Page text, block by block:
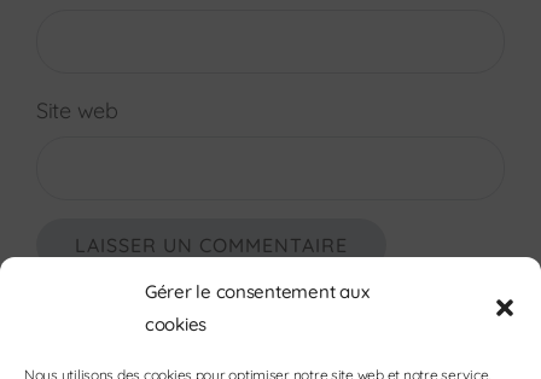
Gérer le consentement aux
cookies
Nous utilisons des cookies pour optimiser notre site web et notre service.
Site web